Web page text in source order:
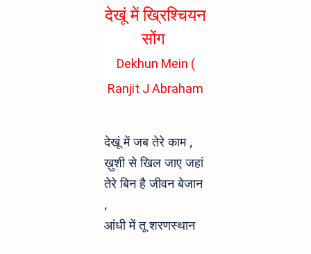
देखूं में ख्रिश्चियन
सोंग
Dekhun Mein (
Ranjit J Abraham
Worship Hindi
song's Lyrics
देखूं में जब तेरे काम ,
ख़ुशी से खिल जाए जहां
तेरे बिन है जीवन बेजान
,
आंधी में तू शरणस्थान